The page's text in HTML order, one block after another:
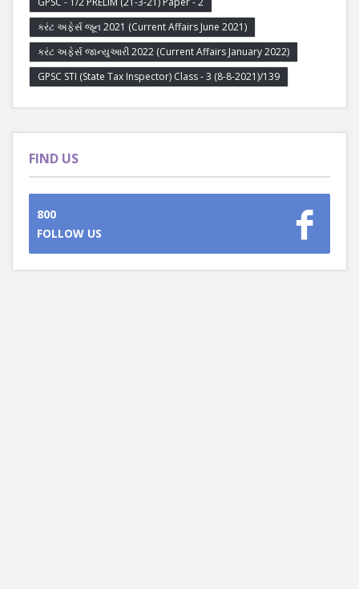
કરંટ અફેર્સ જૂન 2021 (Current Affairs June 2021)
કરંટ અફેર્સ જાન્યુઆરી 2022 (Current Affairs January 2022)
GPSC STI (State Tax Inspector) Class - 3 (8-8-2021)/139
FIND US
800
FOLLOW US